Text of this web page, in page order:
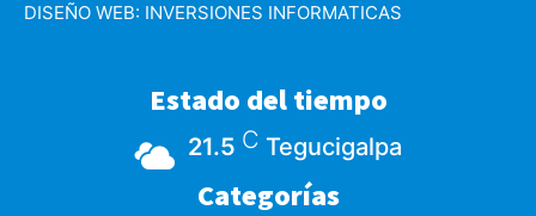
DISEÑO WEB: INVERSIONES INFORMATICAS
Estado del tiempo
21.5 C Tegucigalpa
Categorías